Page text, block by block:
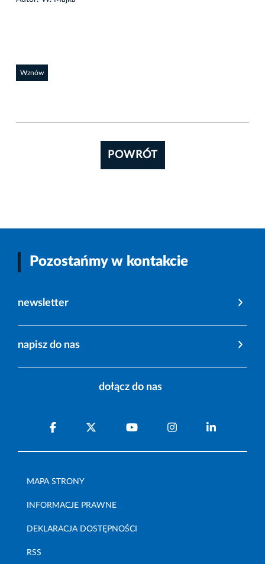
Wznów
POWRÓT
Pozostańmy w kontakcie
newsletter
napisz do nas
dołącz do nas
MAPA STRONY
INFORMACJE PRAWNE
DEKLARACJA DOSTĘPNOŚCI
RSS